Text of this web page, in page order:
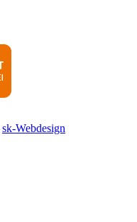
sk-Webdesign